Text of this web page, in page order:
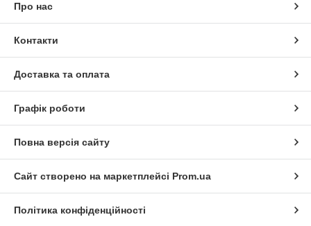
Про нас
Контакти
Доставка та оплата
Графік роботи
Повна версія сайту
Сайт створено на маркетплейсі Prom.ua
Політика конфіденційності